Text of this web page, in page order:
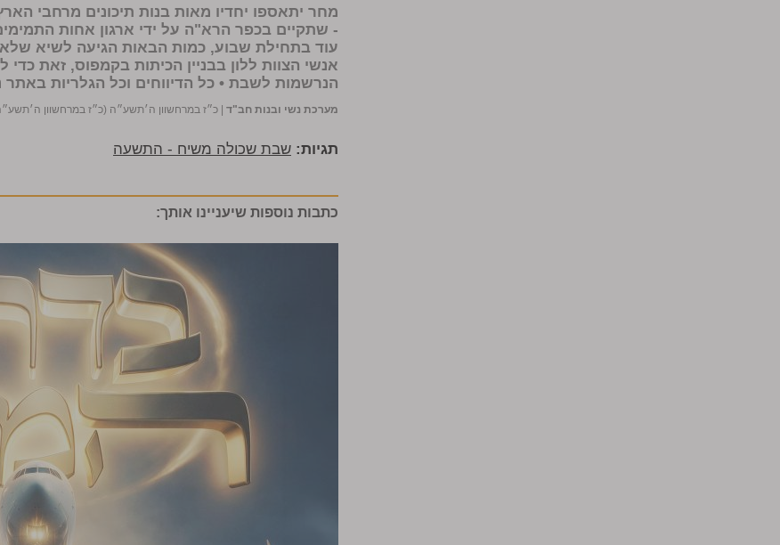
מחר יתאספו יחדיו מאות בנות תיכונים מרחבי
- שתקיים בכפר הרא"ה על ידי ארגון אחות
עוד בתחילת שבוע, כמות הבאות הגיעה לשיא שלא
אנשי הצוות ללון בבניין הכיתות בקמפוס, זאת
הנרשמות לשבת • כל הדיווחים וכל הגלריות
מערכת נשי ובנות חב"ד כ״ז במרחשוון ה׳תשע״ה (כ״ז במרחשוון ה׳תשע״ה (20/11/
תגיות: שבת שכולה משיח - התשעה
כתבות נוספות שיעניינו אותך: